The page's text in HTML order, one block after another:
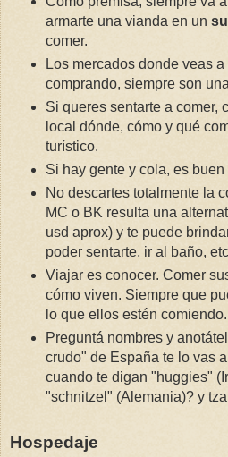
armarte una vianda en un
comer.
Los mercados donde veas
comprando, siempre son
Si queres sentarte a comer,
local dónde, cómo y qué
turístico.
Si hay gente y cola, es buen
No descartes totalmente la
MC o BK resulta una
usd aprox) y te puede
poder sentarte, ir al baño,
Viajar es conocer. Comer
cómo viven. Siempre que
lo que ellos estén comiendo.
Preguntá nombres y
crudo" de España te lo vas
cuando te digan "huggies"
"schnitzel" (Alemania)? y
Hospedaje